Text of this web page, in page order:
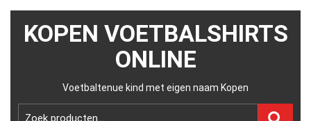
KOPEN VOETBALSHIRTS
ONLINE
Voetbaltenue kind met eigen naam Kopen